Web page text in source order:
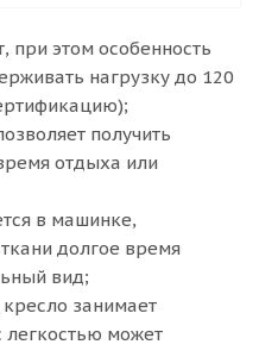
при этом особенность
нагрузку до 120
получить
отдыха или
в машинке,
долгое время
вид;
занимает
легкостью может